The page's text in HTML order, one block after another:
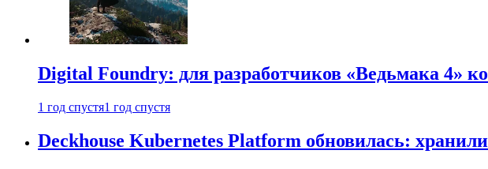
Digital Foundry: для разработчиков «Ведьмака 4»
1 год спустя1 год спустя
Deckhouse Kubernetes Platform обновилась: